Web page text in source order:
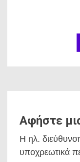
Αφήστε
Η ηλ.
υποχρεωτικά